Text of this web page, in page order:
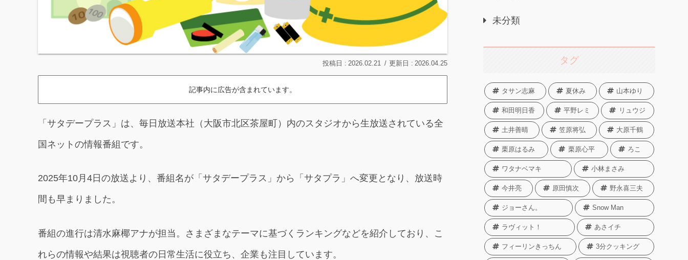
2026.02.21 2026.04.25
記事内に広告が含まれています。
「サタデープラス」は、毎日放送本社（大阪市北区茶屋町）内のスタジオから生放送されている全
国ネットの情報番組です。
2025年10月4日の放送より、番組名が「サタデープラス」から「サタプラ」へ変更となり、放送時
間も早まりました。
番組の進行は清水麻椰アナが担当。さまざまなテーマに基づくランキングなどを紹介しており、こ
れらの情報や結果は視聴者の日常生活に役立ち、企業も注目しています。
未分類
タグ
タサン志麻 夏休み 山本ゆり
和田明日香 平野レミ リュウジ
土井善晴 笠原将弘 大原千鶴
栗原はるみ 栗原心平 ろこ
ワタナベマキ 小林まさみ
今井亮 原田慎次 野永喜三夫
ジョーさん。 Snow Man
ラヴィット！ あさイチ
フィーリンきっちん 3分クッキング